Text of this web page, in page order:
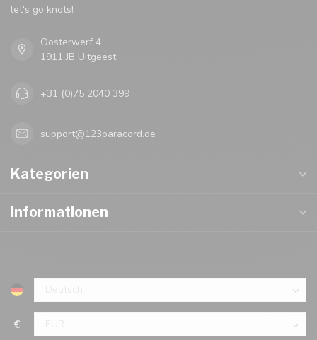
let's go knots!
Oosterwerf 4
1911 JB Uitgeest
+31 (0)75 2040 399
support@123paracord.de
Kategorien
Informationen
€